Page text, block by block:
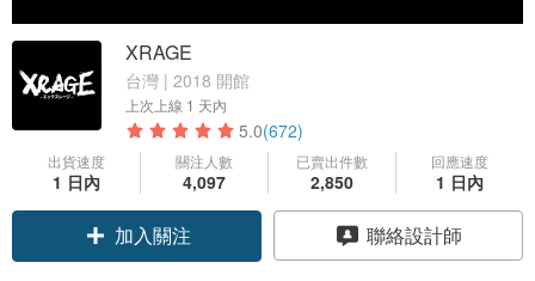
XRAGE
台灣 | 2018 開館
上次上線 1 天內
5.0(672)
出貨速度
1 日內
關注人數
4,097
已賣出件數
2,850
回應速度
1 日內
加入關注 聯絡設計師